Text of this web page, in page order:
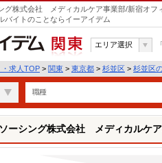
グ株式会社 メディカルケア事業部/新宿オフ
バイトのことならイーアイデム
関東
エリア選択
求人TOP > 関東 > 東京都 > 杉並区 > 杉並区
職種
ーシング株式会社 メディカルケ